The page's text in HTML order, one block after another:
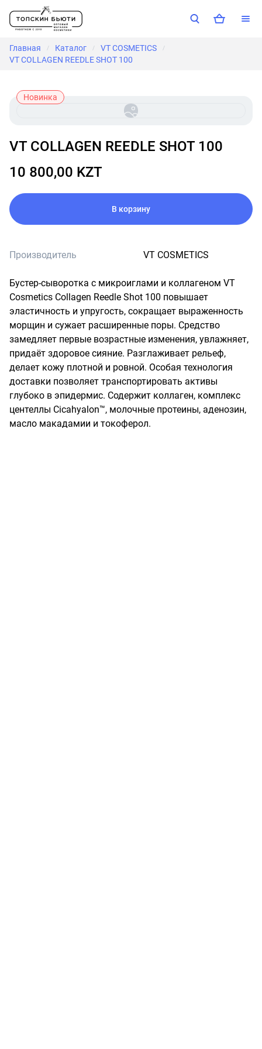
Главная / Каталог / VT COSMETICS /
VT COLLAGEN REEDLE SHOT 100
Новинка
VT COLLAGEN REEDLE SHOT 100
10 800,00 KZT
В корзину
Производитель VT COSMETICS
Бустер-сыворотка с микроиглами и коллагеном VT
Cosmetics Collagen Reedle Shot 100 повышает
эластичность и упругость, сокращает выраженность
морщин и сужает расширенные поры. Средство
замедляет первые возрастные изменения, увлажняет,
придаёт здоровое сияние. Разглаживает рельеф,
делает кожу плотной и ровной. Особая технология
доставки позволяет транспортировать активы
глубоко в эпидермис. Содержит коллаген, комплекс
центеллы Cicahyalon™, молочные протеины, аденозин,
масло макадамии и токоферол.